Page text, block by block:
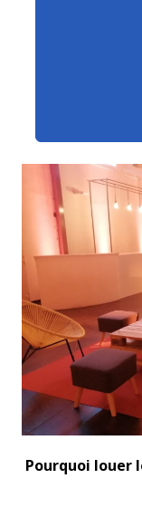
Pourquoi louer